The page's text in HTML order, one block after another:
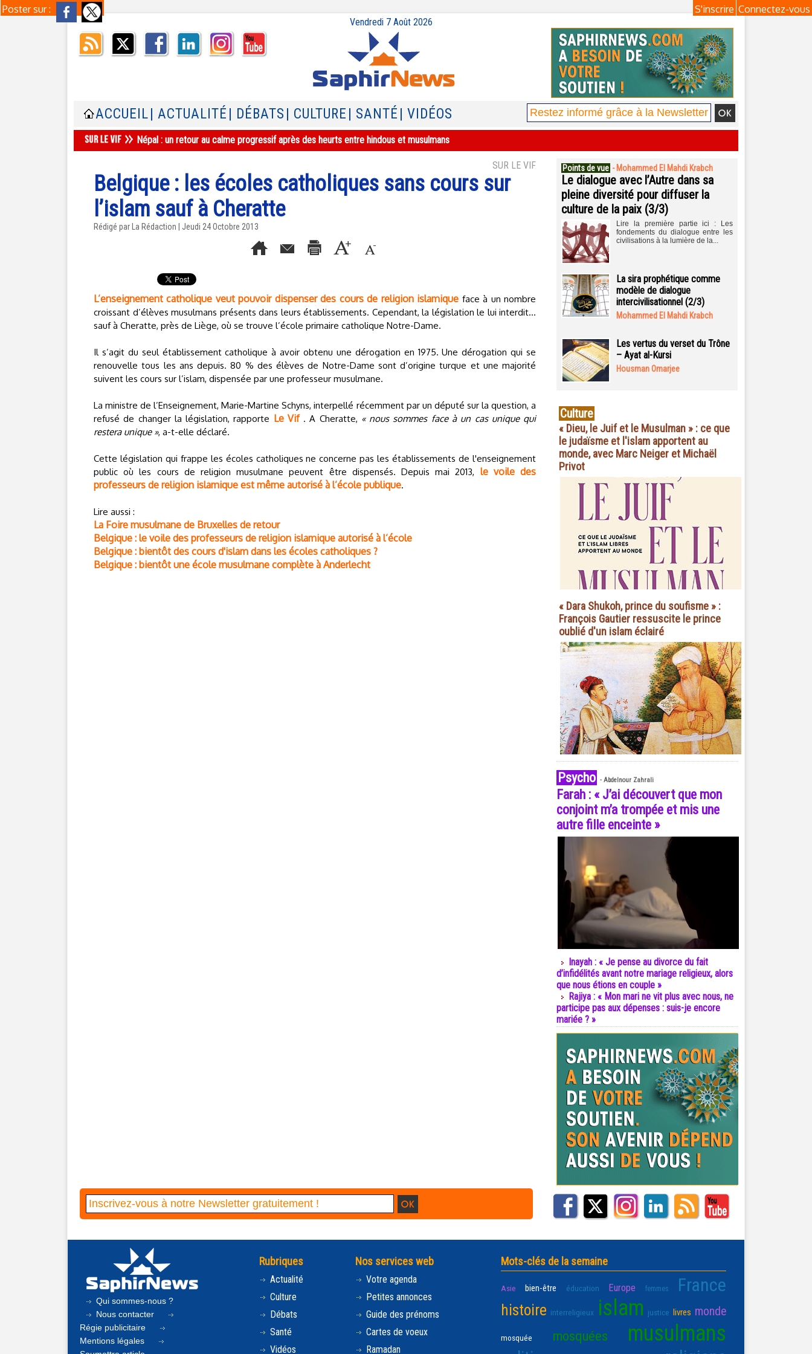
Poster sur : Connectez-vous
S'inscrire
Vendredi 7 Août 2026
ACCUEIL | ACTUALITÉ | DÉBATS | CULTURE | SANTÉ | VIDÉOS
Népal : un retour au calme progressif après des heurts entre hindous et musulmans
SUR LE VIF
Belgique : les écoles catholiques sans cours sur
l’islam sauf à Cheratte
Rédigé par La Rédaction | Jeudi 24 Octobre 2013
L’enseignement catholique veut pouvoir dispenser des cours de religion islamique face à un nombre
croissant d’élèves musulmans présents dans leurs établissements. Cependant, la législation le lui interdit…
sauf à Cheratte, près de Liège, où se trouve l’école primaire catholique Notre-Dame.
Il s’agit du seul établissement catholique à avoir obtenu une dérogation en 1975. Une dérogation qui se
renouvelle tous les ans depuis. 80 % des élèves de Notre-Dame sont d’origine turque et une majorité
suivent les cours sur l’islam, dispensée par une professeur musulmane.
La ministre de l’Enseignement, Marie-Martine Schyns, interpellé récemment par un député sur la question, a
refusé de changer la législation, rapporte Le Vif . A Cheratte, « nous sommes face à un cas unique qui
restera unique », a-t-elle déclaré.
Cette législation qui frappe les écoles catholiques ne concerne pas les établissements de l'enseignement
public où les cours de religion musulmane peuvent être dispensés. Depuis mai 2013, le voile des
professeurs de religion islamique est même autorisé à l’école publique.
Lire aussi :
La Foire musulmane de Bruxelles de retour
Belgique : le voile des professeurs de religion islamique autorisé à l’école
Belgique : bientôt des cours d'islam dans les écoles catholiques ?
Belgique : bientôt une école musulmane complète à Anderlecht
Points de vue - Mohammed El Mahdi Krabch
Le dialogue avec l’Autre dans sa
pleine diversité pour diffuser la
culture de la paix (3/3)
Lire la première partie ici : Les
fondements du dialogue entre les
civilisations à la lumière de la...
La sira prophétique comme
modèle de dialogue
intercivilisationnel (2/3)
Mohammed El Mahdi Krabch
Les vertus du verset du Trône
– Ayat al-Kursi
Housman Omarjee
Culture
« Dieu, le Juif et le Musulman » : ce que
le judaïsme et l'islam apportent au
monde, avec Marc Neiger et Michaël
Privot
« Dara Shukoh, prince du soufisme » :
François Gautier ressuscite le prince
oublié d'un islam éclairé
Psycho - Abdelnour Zahrali
Farah : « J’ai découvert que mon
conjoint m’a trompée et mis une
autre fille enceinte »
Inayah : « Je pense au divorce du fait
d’infidélités avant notre mariage religieux, alors
que nous étions en couple »
Rajiya : « Mon mari ne vit plus avec nous, ne
participe pas aux dépenses : suis-je encore
mariée ? »
Qui sommes-nous ?
Nous contacter
Régie publicitaire
Mentions légales
Rubriques
Actualité
Culture
Débats
Santé
Vidéos
Nos services web
Votre agenda
Petites annonces
Guide des prénoms
Cartes de voeux
Ramadan
Mots-clés de la semaine
Asie bien-être éducation Europe femmes France
histoire interreligieux islam justice livres monde
mosquée mosquées musulmans